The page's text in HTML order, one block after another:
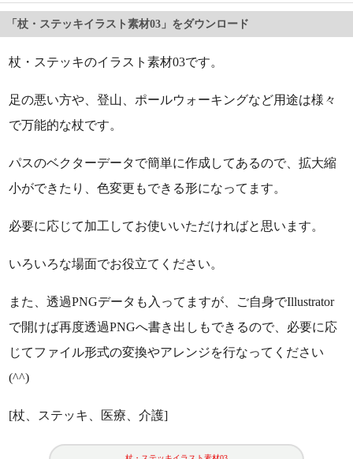
「杖・ステッキイラスト素材03」をダウンロード
杖・ステッキのイラスト素材03です。
足の悪い方や、登山、ポールウォーキングなど用途は様々
で万能的な杖です。
パスのベクターデータで簡単に作成してあるので、拡大縮
小ができたり、色変更もできる形になってます。
必要に応じて加工してお使いいただければと思います。
いろいろな場面でお役立てください。
また、透過PNGデータも入ってますが、ご自身でIllustrator
で開けば再度透過PNGへ書き出しもできるので、必要に応
じてファイル形式の変換やアレンジを行なってください
(^^)
[杖、ステッキ、医療、介護]